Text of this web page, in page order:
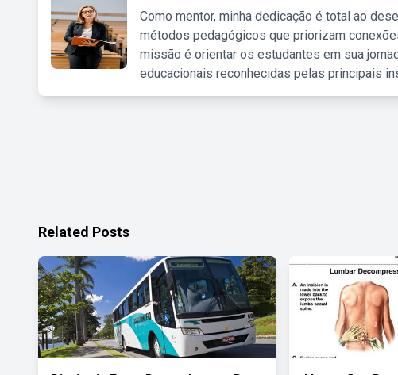
Como mentor, minha dedicação é total ao
métodos pedagógicos que priorizam
missão é orientar os estudantes em sua
educacionais reconhecidas pelas principais
Related Posts